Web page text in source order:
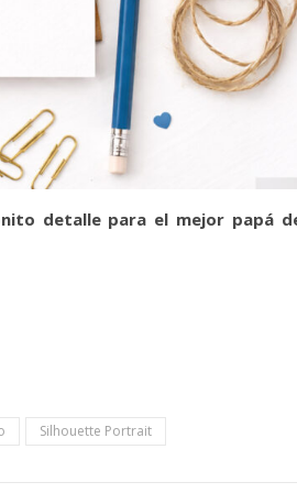
detalle para el mejor papá
Silhouette Portrait